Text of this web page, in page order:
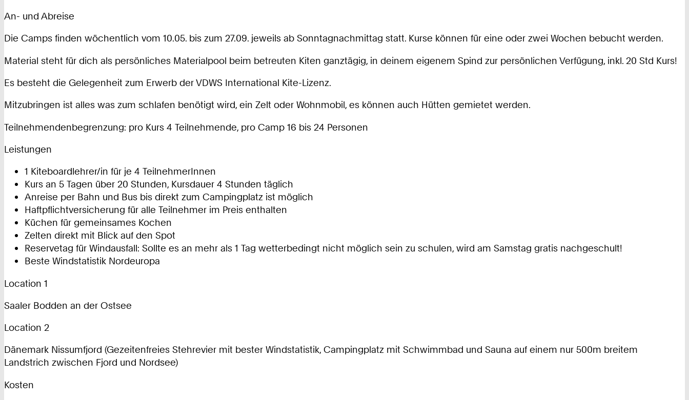
An- und Abreise
Die Camps finden wöchentlich vom 10.05. bis zum 27.09. jeweils ab Sonntagnachmittag statt. Kurse können für eine oder zwei Wochen bebucht werden.
Material steht für dich als persönliches Materialpool beim betreuten Kiten ganztägig, in deinem eigenem Spind zur persönlichen Verfügung, inkl. 20 Std Kurs!
Es besteht die Gelegenheit zum Erwerb der VDWS International Kite-Lizenz.
Mitzubringen ist alles was zum schlafen benötigt wird, ein Zelt oder Wohnmobil, es können auch Hütten gemietet werden.
Teilnehmendenbegrenzung: pro Kurs 4 Teilnehmende, pro Camp 16 bis 24 Personen
Leistungen
1 Kiteboardlehrer/in für je 4 TeilnehmerInnen
Kurs an 5 Tagen über 20 Stunden, Kursdauer 4 Stunden täglich
Anreise per Bahn und Bus bis direkt zum Campingplatz ist möglich
Haftpflichtversicherung für alle Teilnehmer im Preis enthalten
Küchen für gemeinsames Kochen
Zelten direkt mit Blick auf den Spot
Reservetag für Windausfall: Sollte es an mehr als 1 Tag wetterbedingt nicht möglich sein zu schulen, wird am Samstag gratis nachgeschult!
Beste Windstatistik Nordeuropa
Location 1
Saaler Bodden an der Ostsee
Location 2
Dänemark Nissumfjord (Gezeitenfreies Stehrevier mit bester Windstatistik, Campingplatz mit Schwimmbad und Sauna auf einem nur 500m breitem
Landstrich zwischen Fjord und Nordsee)
Kosten